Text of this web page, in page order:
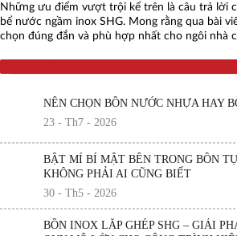
Những ưu điểm vượt trội kể trên là câu trả lời
bể nước ngầm inox SHG. Mong rằng qua bài
chọn đúng đắn và phù hợp nhất cho ngôi nhà
NÊN CHỌN BỒN NƯỚC NHỰA HAY
23 - Th7 - 2026
BẬT MÍ BÍ MẬT BÊN TRONG BỒN
KHÔNG PHẢI AI CŨNG BIẾT
30 - Th5 - 2026
BỒN INOX LẮP GHÉP SHG – GIẢI